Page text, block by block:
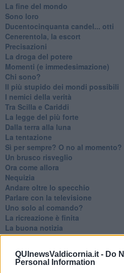
QUInewsValdicornia.it - Do
Personal Information
La fine del mondo
Sono loro
Ducentocinquanta candel... otti
Cenerentola, la escort
Precisazioni
La droga del potere
Momenti (e immedesimazione)
Chi sono?
Il più stupido dei mondi possibili
I nemici della verità
Tra Scilla e Cariddi
La legge del più forte
Dalla terra alla luna
La tentazione
​Sì per sempre? O no al momento?
Un brusco risveglio
Ora come allora
Nequizia
Andare oltre lo specchio
Parlare con la televisione
Uno solo al comando?
La ricreazione è finita
La buona notizia
Natale con l'elmetto
Demeritocrazia
La tivvù pallonara